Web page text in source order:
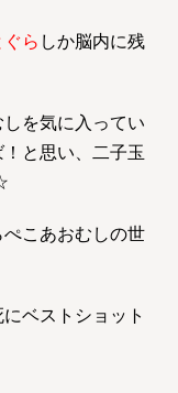
ぐら しか脳内に残
を気に入ってい
と思い、二子玉
こあおむしの世
ベストショット